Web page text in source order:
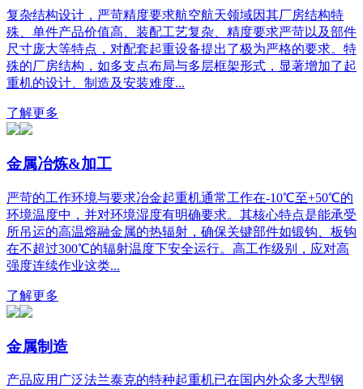
复杂结构设计，严苛精度要求航空航天领域因其厂房结构特
殊、单件产品价值高、装配工艺复杂、精度要求严苛以及部件
尺寸庞大等特点，对配套起重设备提出了极为严格的要求。特
殊的厂房结构，如多支点布局与多层框架形式，显著增加了起
重机的设计、制造及安装难度...
了解更多
金属冶炼&加工
严苛的工作环境与要求冶金起重机通常工作在-10℃至+50℃的
环境温度中，并对环境湿度有明确要求。其核心特点是能承受
所吊运的高温熔融金属的热辐射，确保关键部件如锻钩、板钩
在不超过300℃的辐射温度下安全运行。高工作级别，应对高
强度连续作业这类...
了解更多
金属制造
产品应用广泛法兰泰克的特种起重机已在国内外众多大型钢